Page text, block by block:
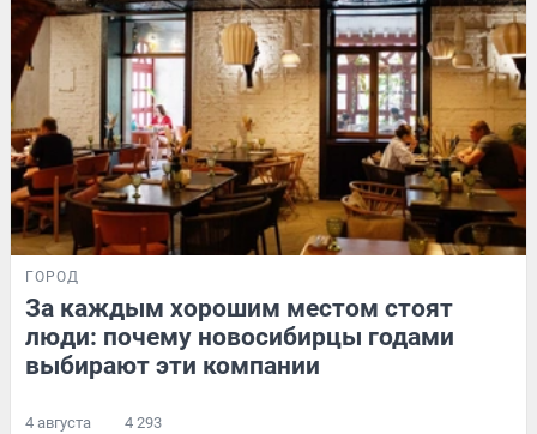
ГОРОД
За каждым хорошим местом стоят
люди: почему новосибирцы годами
выбирают эти компании
4 августа 4 293